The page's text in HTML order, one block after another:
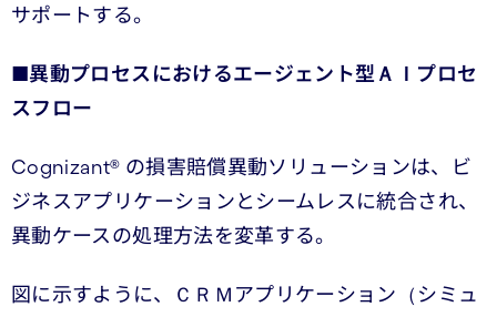
サポートする。
■異動プロセスにおけるエージェント型ＡＩプロセ
スフロー
Cognizant® の損害賠償異動ソリューションは、ビ
ジネスアプリケーションとシームレスに統合され、
異動ケースの処理方法を変革する。
図に示すように、ＣＲＭアプリケーション（シミュ